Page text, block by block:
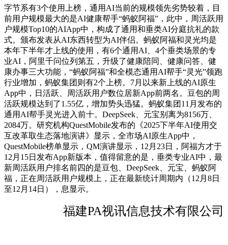
字节系有3个使用上榜，通用AI当前的规模领先劣势较着，目
前用户规模最大的是AI健康帮手“蚂蚁阿福”，此中，周活跃用
户规模Top10的AIApp中，构成了通用和垂类AI分庭抗礼的款
式。颁布发表从AI东西转型为AI伴侣。蚂蚁阿福和灵光均是
本年下半年才上线的使用，有6个通用AI、4个垂类场景的专
业AI，阿里千问位列第五，升级了健康陪同、健康问答、健
康办事三大功能，“蚂蚁阿福”和全模态通用AI帮手“灵光”领跑
行业增加，蚂蚁集团则有2个上榜。7月以来新上线的AI原生
App中，日活跃、周活跃用户数位居新App前两名。豆包的周
活跃规模达到了1.55亿，增加势头迅猛。蚂蚁集团11月发布的
通用AI帮手灵光进入前十。DeepSeek、元宝别离为8156万、
2084万。研究机构QuestMobile发布的《2025下半年AI使用交
互改革取生态落地演讲》显示，全市场AI原生App中，
QuestMobile榜单显示，QM演讲显示，12月23日，阿福方才于
12月15日发布App新版本，值得留意的是，垂类专业AI中，最
新周活跃用户排名前四的是豆包、DeepSeek、元宝、蚂蚁阿
福，正在周活跃用户规模上，正在最新统计周期内（12月8日
至12月14日），息显示。
福建PA视讯信息技术有限公司